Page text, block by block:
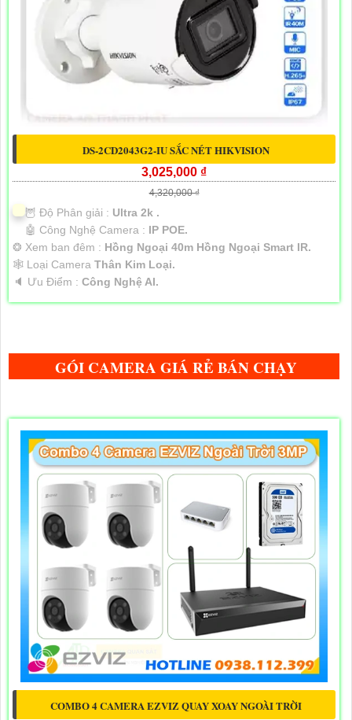
DS-2CD2043G2-IU SẮC NÉT HIKVISION
3,025,000 ₫
4,320,000 ₫
🦉 Độ Phân giải : Ultra 2k .
🤖️ Công Nghệ Camera : IP POE.
❂ Xem ban đêm : Hồng Ngoại 40m Hồng Ngoại Smart IR.
🕸️ Loại Camera Thân Kim Loại.
️🔈 Ưu Điểm : Công Nghệ AI.
GÓI CAMERA GIÁ RẺ BÁN CHẠY
COMBO 4 CAMERA EZVIZ QUAY XOAY NGOÀI TRỜI